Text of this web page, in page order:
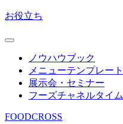
お役立ち
ノウハウブック
メニューテンプレート
展示会・セミナー
フーズチャネルタイ
FOODCROSS